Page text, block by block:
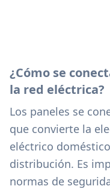
¿Cómo se
la red eléctrica?
Los paneles se
que convierte la
eléctrico
distribución. Es
normas de